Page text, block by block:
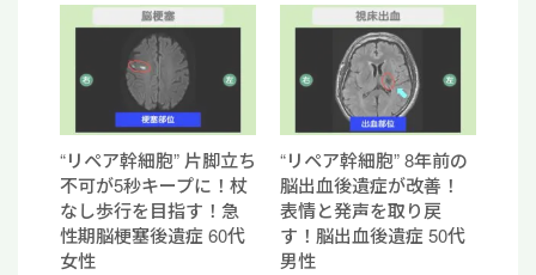
“リペア幹細胞” 片脚立ち
不可が5秒キープに！杖
なし歩行を目指す！急
性期脳梗塞後遺症 60代
女性
“リペア幹細胞” 8年前の
脳出血後遺症が改善！
表情と発声を取り戻
す！脳出血後遺症 50代
男性